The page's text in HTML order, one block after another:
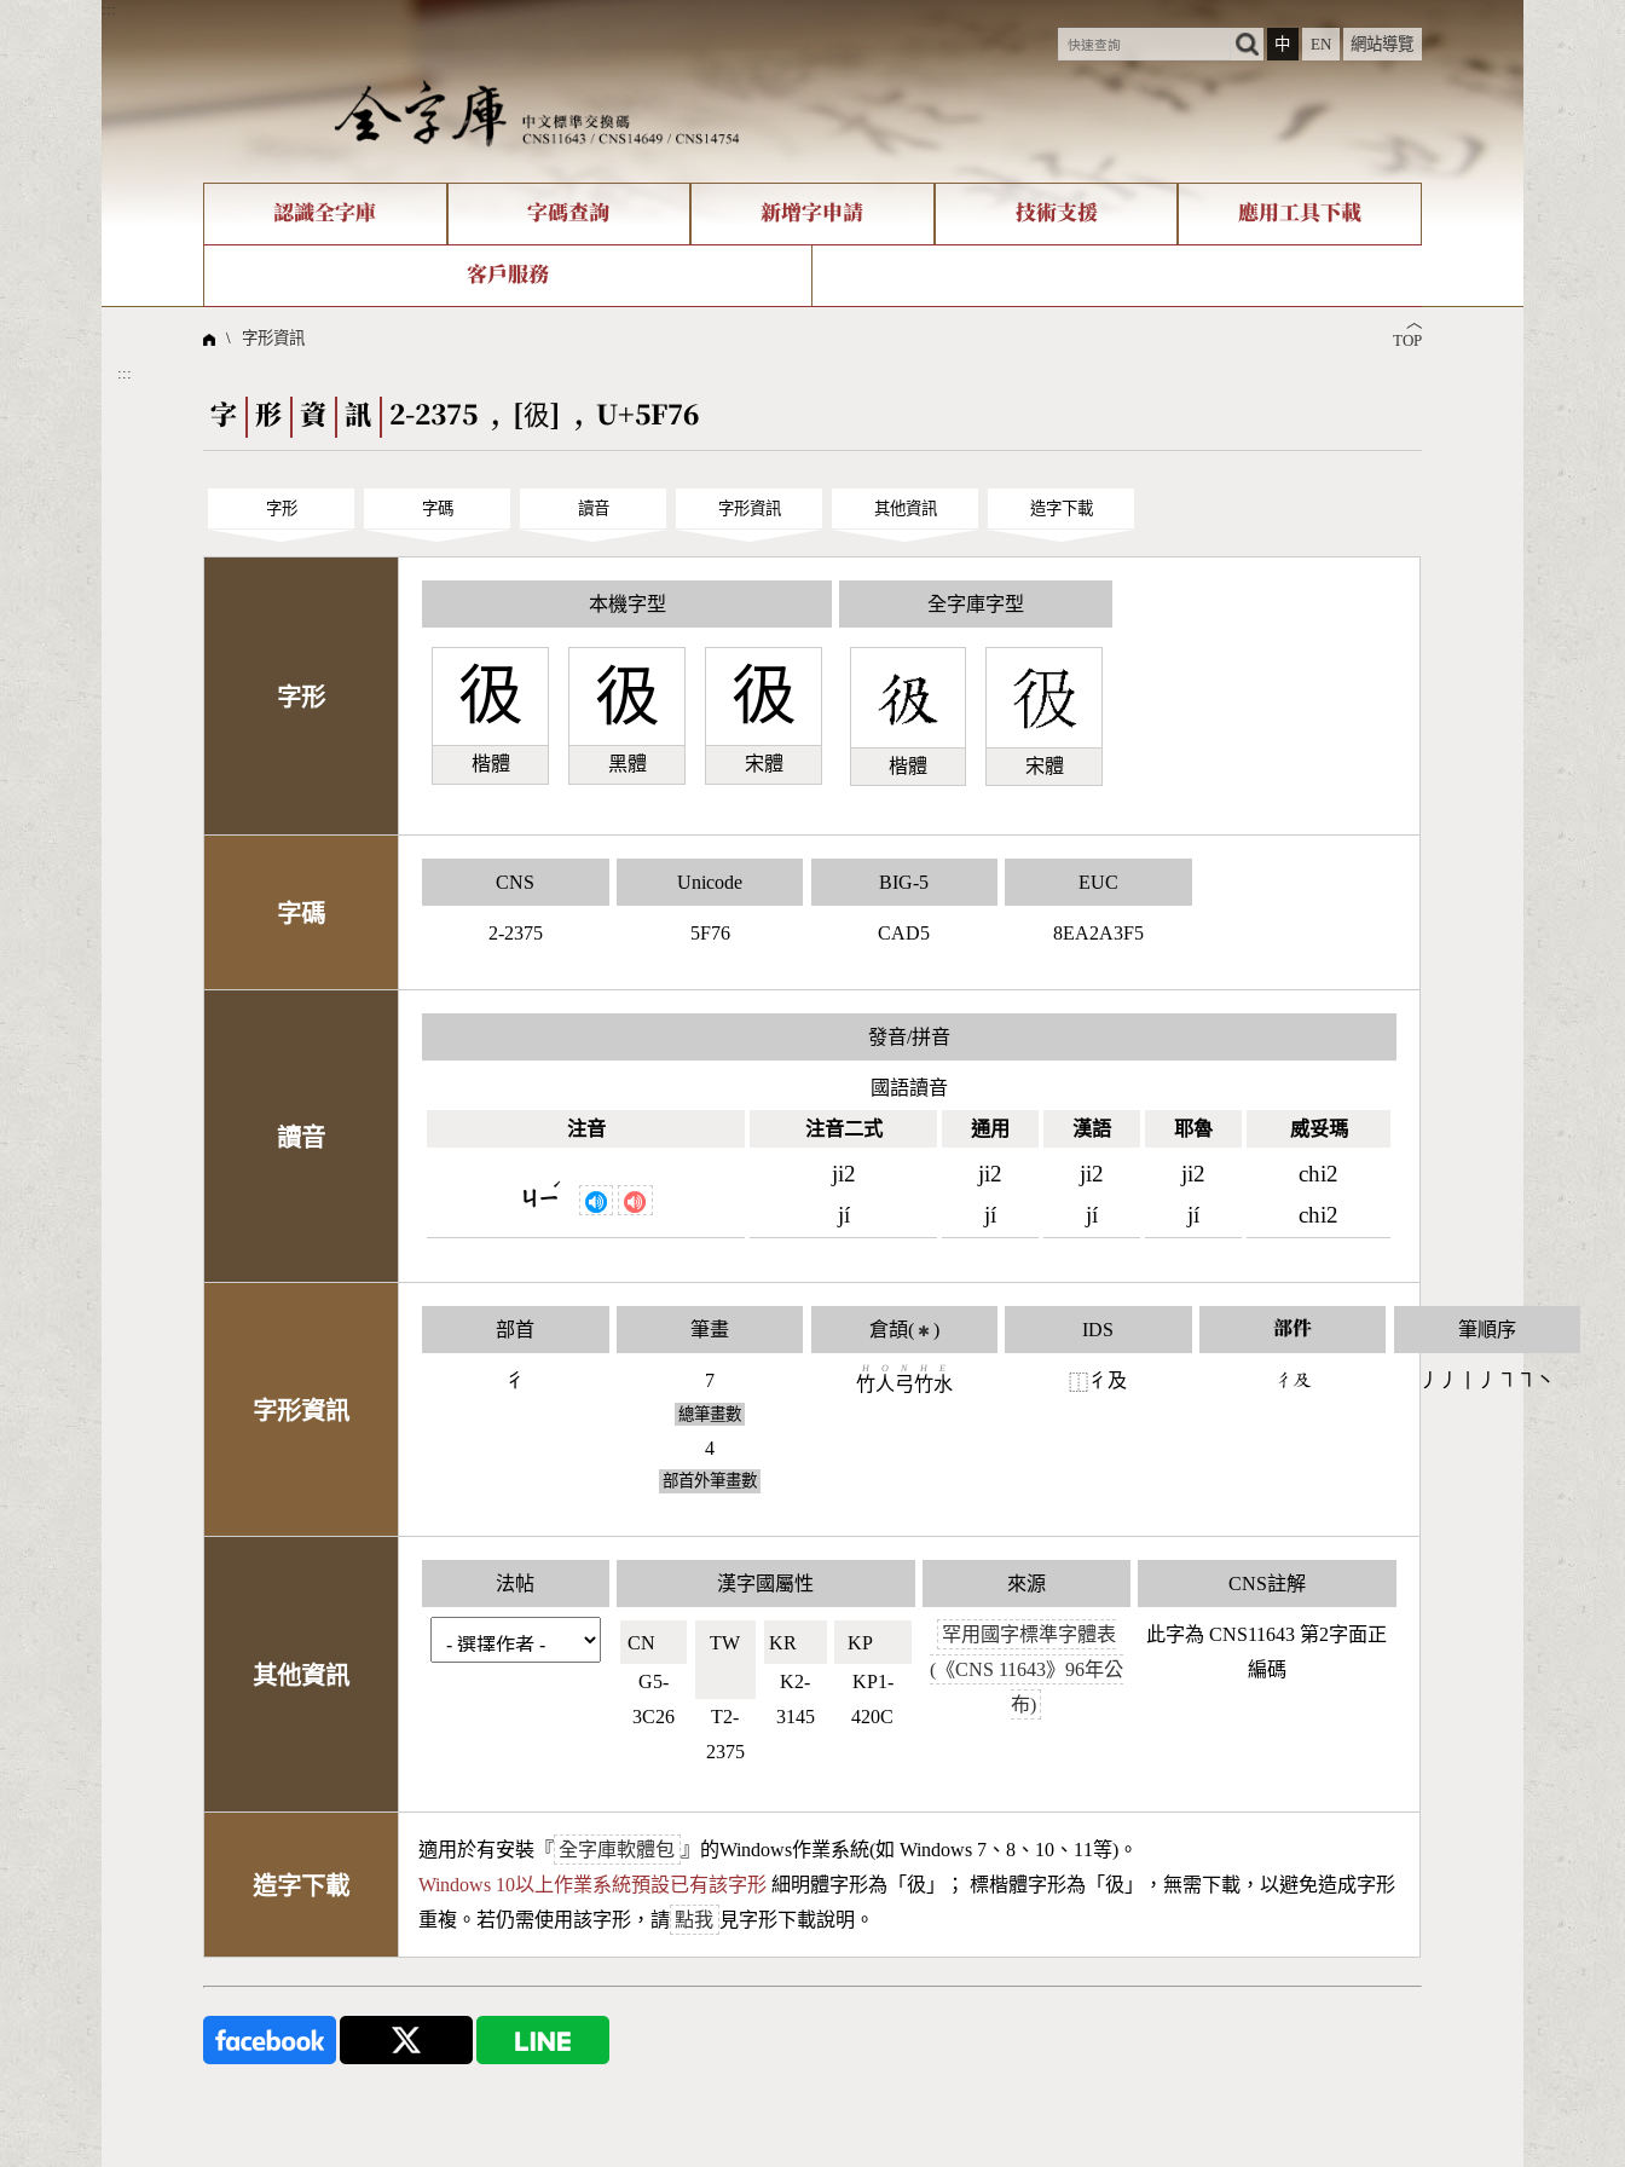
:::
中
EN 網站導覽
認識全字庫
全字庫現況
線上教學
字碼查詢
部件查詢
倉頡查詢
Big5查詢 拼音查詢
新增字申請 技術支援
造字解決方案
應用工具下載
字形下載
客戶服務
問題集
︿
TOP
\ 字形資訊
:::
字 形 資 訊 2-2375 , [彶] , U+5F76
字形 字碼 讀音 字形資訊 其他資訊 造字下載
字形
本機字型
彶
楷體
彶
黑體
彶
宋體
全字庫字型
楷體 宋體
字碼
CNS
2-2375
Unicode
5F76
BIG-5
CAD5
EUC
8EA2A3F5
讀音
發音/拼音
國語讀音
注音
注音二式 通用 漢語 耶魯 威妥瑪
ㄐㄧ
ˊ
ji2
jí
ji2
jí
ji2
jí
ji2
jí
chi2
chi2
字形資訊
部首
彳
筆畫
7
總筆畫數
4
部首外筆畫數
倉頡( ✱ )
竹
H
人
O
弓
N
竹
H
水
E
IDS
⿰彳及
部件
󶁾󶃵
筆順序
丿丿丨丿㇕㇕丶
其他資訊
法帖 漢字國屬性
CN🇨🇳
G5-
3C26
TW
T2-
2375
KR🇰🇷
K2-
3145
KP🇰🇵
KP1-
420C
來源
罕用國字標準字體表
(《CNS 11643》96年公
布)
CNS註解
此字為 CNS11643 第2字面正
編碼
造字下載
適用於有安裝『 全字庫軟體包 』的Windows作業系統(如 Windows 7、8、10、11等)。
Windows 10以上作業系統預設已有該字形 細明體字形為「彶 」； 標楷體字形為「彶 」，無需下載，以避免造成字形
重複。若仍需使用該字形，請 點我 見字形下載說明。